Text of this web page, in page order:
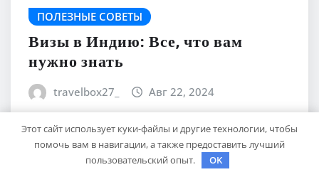
ПОЛЕЗНЫЕ СОВЕТЫ
Визы в Индию: Все, что вам
нужно знать
travelbox27_ Авг 22, 2024
Этот сайт использует куки-файлы и другие технологии, чтобы
помочь вам в навигации, а также предоставить лучший
пользовательский опыт.
OK